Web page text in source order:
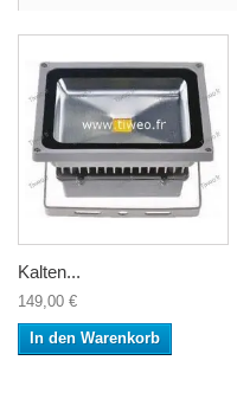
Kalten...
149,00 €
In den Warenkorb